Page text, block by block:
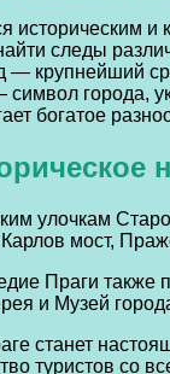
историческим
следы
— крупнейший
символ города,
богатое
улочкам
мост,
Праги также
и Музей
станет
туристов со